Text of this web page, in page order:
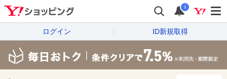
i
ログイン ID新規取得